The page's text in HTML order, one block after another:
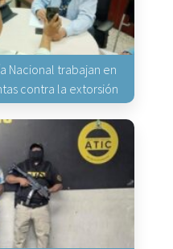
Nacional trabajan en
contra la extorsión